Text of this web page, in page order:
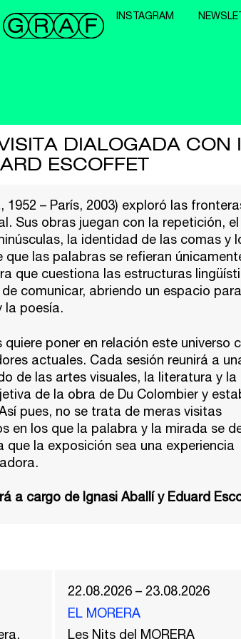
INSTAGRAM
DIALOGADA CON
ESCOFFET
– París, 2003) exploró las
Sus obras juegan con la repetición, el
la identidad de las comas y
las palabras se refieran
que cuestiona las estructuras
comunicar, abriendo un espacio
la poesía.
poner en relación este universo
actuales. Cada sesión reunirá a
de las artes visuales, la literatura y
de la obra de Du Colombier y
pues, no se trata de meras visitas
en los que la palabra y la mirada se
la exposición sea una experiencia
a cargo de Ignasi Aballí y Eduard
22.08.2026 – 23.08.2026
EL MORERA
Les Nits del MORERA